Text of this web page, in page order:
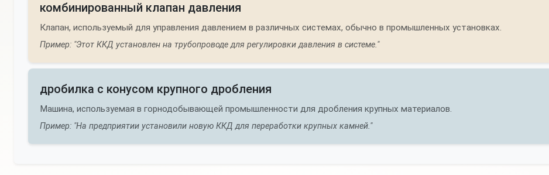
комбинированный клапан давления
Клапан, используемый для управления давлением в различных системах, обычно в промышленных установках.
Пример: "Этот ККД установлен на трубопроводе для регулировки давления в системе."
дробилка с конусом крупного дробления
Машина, используемая в горнодобывающей промышленности для дробления крупных материалов.
Пример: "На предприятии установили новую ККД для переработки крупных камней."